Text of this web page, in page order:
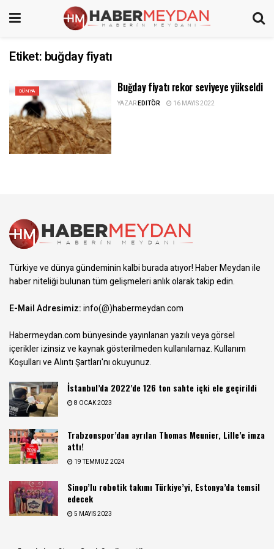
Etiket: buğday fiyatı
DÜNYA Buğday fiyatı rekor seviyeye yükseldi
YAZAREDITÖR 16 MAYIS 2022
Türkiye ve dünya gündeminin kalbi burada atıyor! Haber Meydan ile
haber niteliği bulunan tüm gelişmeleri anlık olarak takip edin.
E-Mail Adresimiz:info(@)habermeydan.com
Habermeydan.com bünyesinde yayınlanan yazılı veya görsel
içerikler izinsiz ve kaynak gösterilmeden kullanılamaz.Kullanım
Koşulları ve Alıntı Şartları'nı okuyunuz.
İstanbul’da 2022’de 126 ton sahte içki ele geçirildi
8 OCAK 2023
Trabzonspor’dan ayrılan Thomas Meunier, Lille’e imza
attı!
19 TEMMUZ 2024
Sinop’lu robotik takımı Türkiye’yi, Estonya’da temsil
edecek
5 MAYIS 2023